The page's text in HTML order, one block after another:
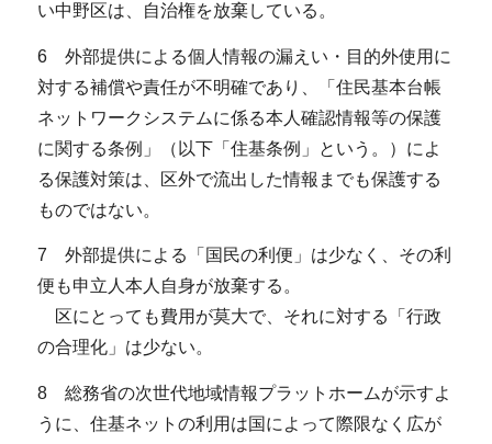
い中野区は、自治権を放棄している。
6 外部提供による個人情報の漏えい・目的外使用に
対する補償や責任が不明確であり、「住民基本台帳
ネットワークシステムに係る本人確認情報等の保護
に関する条例」（以下「住基条例」という。）によ
る保護対策は、区外で流出した情報までも保護する
ものではない。
7 外部提供による「国民の利便」は少なく、その利
便も申立人本人自身が放棄する。
区にとっても費用が莫大で、それに対する「行政
の合理化」は少ない。
8 総務省の次世代地域情報プラットホームが示すよ
うに、住基ネットの利用は国によって際限なく広が